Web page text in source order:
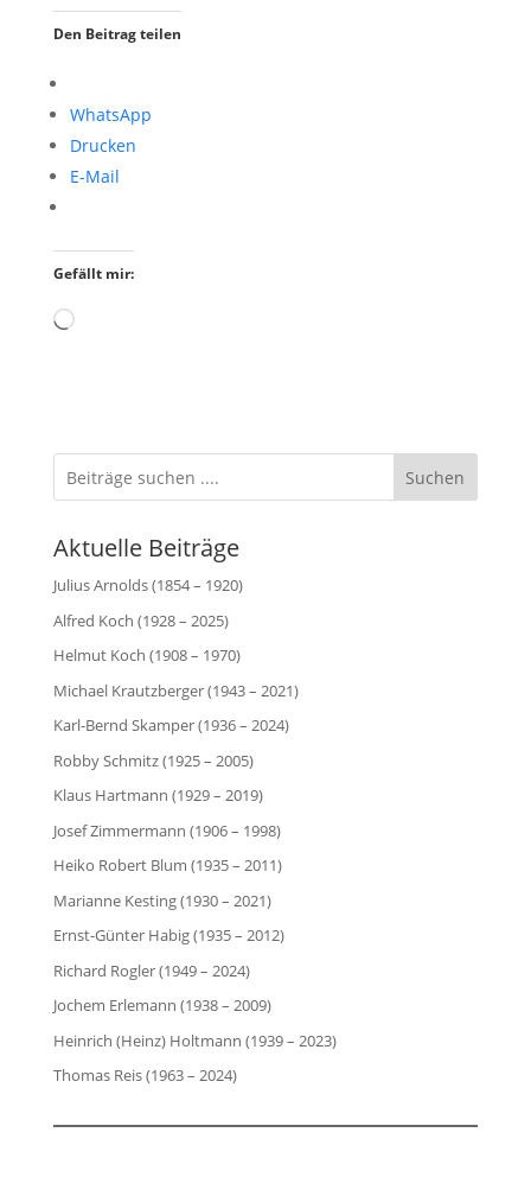
Den Beitrag teilen
WhatsApp
Drucken
E-Mail
Gefällt mir:
Wird
Suchen
Aktuelle Beiträge
Julius Arnolds (1854 – 1920)
Alfred Koch (1928 – 2025)
Helmut Koch (1908 – 1970)
Michael Krautzberger (1943 – 2021)
Karl-Bernd Skamper (1936 – 2024)
Robby Schmitz (1925 – 2005)
Klaus Hartmann (1929 – 2019)
Josef Zimmermann (1906 – 1998)
Heiko Robert Blum (1935 – 2011)
Marianne Kesting (1930 – 2021)
Ernst-Günter Habig (1935 – 2012)
Richard Rogler (1949 – 2024)
Jochem Erlemann (1938 – 2009)
Heinrich (Heinz) Holtmann (1939 – 2023)
Thomas Reis (1963 – 2024)